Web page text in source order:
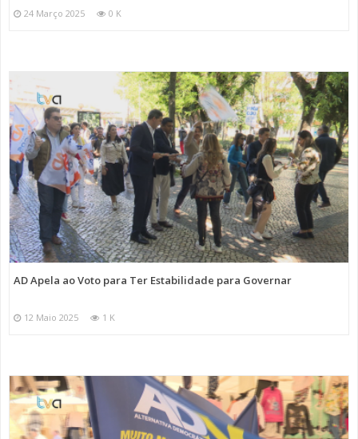
24 Março 2025 0 K
AD Apela ao Voto para Ter Estabilidade para Governar
12 Maio 2025 1 K